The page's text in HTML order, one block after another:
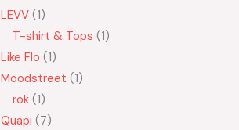
LEVV 1
T-shirt & Tops 1
Like Flo 1
Moodstreet 1
rok 1
Quapi 7